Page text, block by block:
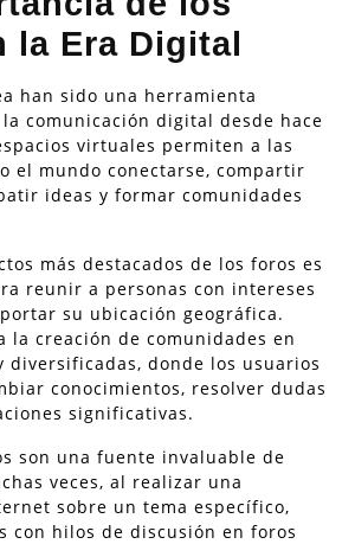
la Era Digital
han sido una herramienta
comunicación digital desde hace
virtuales permiten a las
el mundo conectarse, compartir
ideas y formar comunidades
más destacados de los foros es
reunir a personas con intereses
su ubicación geográfica.
la creación de comunidades en
diversificadas, donde los usuarios
conocimientos, resolver dudas
significativas.
son una fuente invaluable de
veces, al realizar una
sobre un tema específico,
con hilos de discusión en foros